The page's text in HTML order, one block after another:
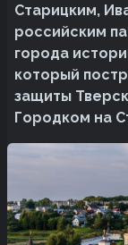
Старицким,
российским
города
который
защиты
Городком на